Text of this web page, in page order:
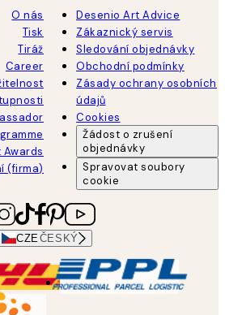
O nás
Tisk
Tiráž
Career
Awards
(firma)
Desenio Art Advice
Zákaznický servis
Sledování objednávky
Obchodní podmínky
Zásady ochrany osobních
údajů
Cookies
Žádost o zrušení
objednávky
Spravovat soubory
cookie
CZEČESKÝ